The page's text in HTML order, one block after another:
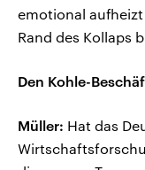
emotional
Rand des Kollaps
Den Kohle-
Müller: Hat das